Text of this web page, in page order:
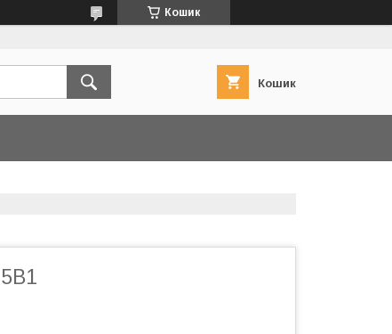
Кошик
Кошик